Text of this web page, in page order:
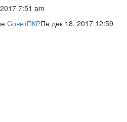
7:51 am
CоветПКРПн дек 18, 2017 12:59